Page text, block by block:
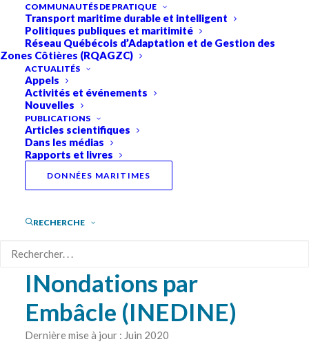
COMMUNAUTÉS DE PRATIQUE
Transport maritime durable et intelligent
Politiques publiques et maritimité
Réseau Québécois d’Adaptation et de Gestion des
Zones Côtières (RQAGZC)
ACTUALITÉS
Appels
Activités et événements
Nouvelles
PUBLICATIONS
Articles scientifiques
Dans les médias
Rapports et livres
DONNÉES MARITIMES
RECHERCHE
PROJET CONJOINT MEOPAR-RQM
INtercomparaison
d’Échelle et de
Dimensionnalité
d’outils de prévision
multirisques : érosion,
submersion côtière,
INondations par
Embâcle (INEDINE)
Dernière mise à jour : Juin 2020